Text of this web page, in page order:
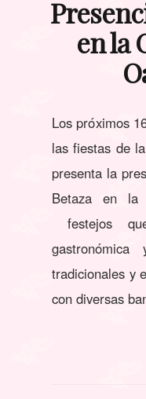
en la
Los próximos
las fiestas de
presenta la
Betaza en la
festejos
tradicionales y
con diversas